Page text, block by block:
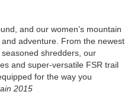
and our women’s mountain
adventure. From the newest
shredders, our
and super-versatile FSR trail
for the way you
2015